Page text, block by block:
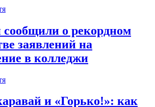
сообщили о рекордном
заявлений на
в колледжи
и «Горько!»: как